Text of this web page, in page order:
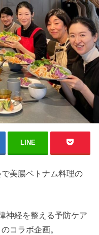
LINE
美腸ベトナム料理の
神経を整える予防ケア
コラボ企画。